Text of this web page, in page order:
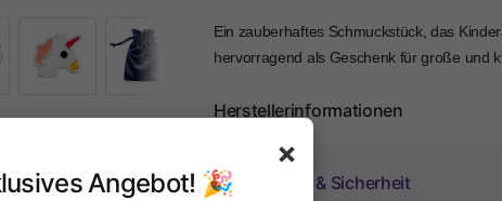
Ein zauberhaftes Schmuckstück, das
hervorragend als Geschenk für große und
Herstellerinformationen
Zahlung & Sicherheit
×
Angebot! 🎉